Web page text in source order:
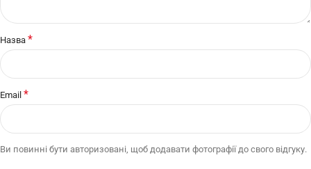
Назва *
Email *
Ви повинні бути авторизовані, щоб додавати фотографії до свого відгуку.